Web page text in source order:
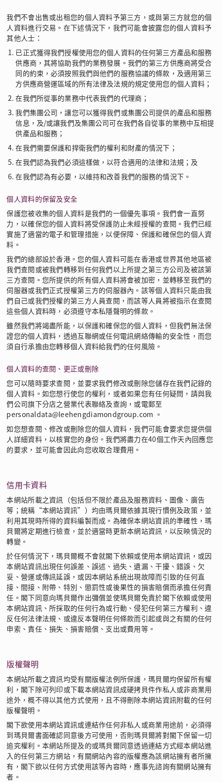
我們不會出售或出租您的個人資料予第三方，或與第三方就您的個
人資料進行交易。在下述情況下，我們可能會披露您的個人資料予
其他人士：
已正式獲得我們授權使用您的個人資料的任何第三方產品和服務
供應商，其將協助我們的業務發展。我們的第三方供應商將受合
同的約束，必須按照我們與他們的服務協議的條款，及適用第三
方供應商營運區域的所有法律及法規的規定使用您的個人資料；
在我們所從事的業務中代表我們的代理商；
我們集團公司，讓您可以獲得我們或集團公司提供的產品和服務
信息，及/或讓我們及集團公司可在我們各自從事的業務中互相提
供產品和服務；
在我們需要保護和捍衛我們的權利和財產的情況下；
在我們認為我們必須這樣做，以符合適用的法律和法規；及
在我們認為有必要，以維持和改善我們的服務的情況下。
個人資料的保留及安全
保護您被收集的個人資料是我們的一個優先事項。我們會一直努
力，以確保您的個人資料將受保護防止未經授權的查閱。我們已經
實施了適當的電子和管理措施，以便保障、保護和確保您的個人資
料。
我們的總部設於香港。您的個人資料可能在香港或世界其他地區被
我們查閱或被我們轉移到任何我們以上所提之第三方公司及被該第
三方查閱。您所提供的所有個人資料將會被加密，並轉移至我們的
伺服器或我們正式授權第三方的伺服器內。該等個人資料只能由我
們自己或我們授權的第三方人員查閱，而該等人員將被指示在查閱
這些個人資料時，必須遵守本私隱聲明的條款。
雖然我們將竭盡所能，以保護和確保您的個人資料，但我們無法保
證您的個人資料，透過互聯網或任何電訊網絡傳輸的安全性，而您
須自行承擔由您轉移個人資料給我們的任何風險。
個人資料的查閱、更正或刪除
您可以隨時要求查閱，並要求我們修改或刪除您儲存在我們記錄的
個人資料。如您想行使您的權利，或者如果您有任何疑問，請與我
們公司旗下分店之營業代表聯絡及查詢，或電郵至
personaldata@leehengdiamondgroup.com 。
如您想查閱、修改或刪除您的個人資料，我們可能會要求您提供個
人詳細資料，以核實您的身份。我們將盡力在40個工作天內回應您
的要求，並可能會因此向您收取合理費用。
信用卡資料
本網站所載之資訊（包括但不限於產品及服務資料、圖像、廣告
等；統稱“本網站資訊”）均由瑪貝爾依據其現行慣例及政策，並
利用其現時所得的資料編製而成。為確保本網站資訊的準確性，瑪
貝爾將定期進行檢查，並於適當時更新本網站資訊，以反映情況的
轉變。
於任何情況下，瑪貝爾概不會就閣下依賴或使用本網站資訊，或因
本網站資訊出現任何誤差、誤述、過失、遺漏、干擾、錯誤、欠
妥、營運或傳訊延誤，或因本網站系統出現故障而引致的任何直
接、間接、附帶、特別、懲罰性或後果性的損害賠償而承擔任何責
任。閣下同意向瑪貝爾作出彌償並使瑪貝爾免責於閣下依賴或使用
本網站資訊、所採取的任何行為或行動、侵犯任何第三方權利、違
反任何法律法規、或違反本聲明任何條款而引起或與之有關的任何
申索、責任、損失、損害賠償、支出或費用等。
版權聲明
本網站所載之資訊均受有關版權法例所保護，瑪貝爾均保留所有權
利，閣下除可列印或下載本網站資訊成硬拷貝件作私人或非商業用
途外，概不得以其他方式使用，且不得刪除本網站資訊附載的任何
版權聲明。
閣下欲使用本網站資訊或連結作任何非私人或商業用途前，必須得
到瑪貝爾書面確認同意後方可使用，否則瑪貝爾將對閣下保留一切
追究權利。本網站所提及的或瑪貝爾同意透過連結方式經本網站進
入的任何第三方網站，有關網站內容的版權應為該網站擁有者所擁
有，閣下欲以任何方式使用該等內容時，應事先諮詢有關網站擁有
者。